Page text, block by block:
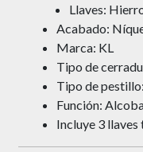
Llaves:
Acabado:
Marca: KL
Tipo de
Tipo de
Función:
Incluye 3